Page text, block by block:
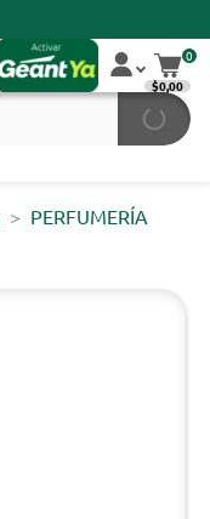
0
$0,00
PERFUMERÍA